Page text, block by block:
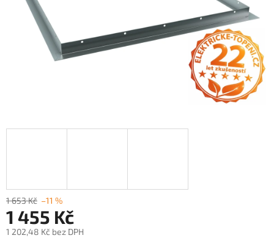
1 653 Kč –11 %
1 455 Kč
1 202,48 Kč bez DPH